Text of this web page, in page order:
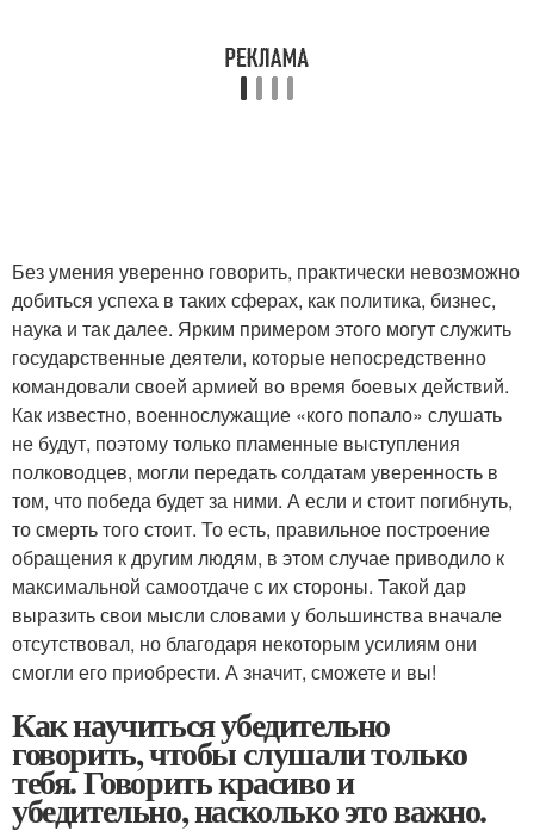
Без умения уверенно говорить, практически невозможно
добиться успеха в таких сферах, как политика, бизнес,
наука и так далее. Ярким примером этого могут служить
государственные деятели, которые непосредственно
командовали своей армией во время боевых действий.
Как известно, военнослужащие «кого попало» слушать
не будут, поэтому только пламенные выступления
полководцев, могли передать солдатам уверенность в
том, что победа будет за ними. А если и стоит погибнуть,
то смерть того стоит. То есть, правильное построение
обращения к другим людям, в этом случае приводило к
максимальной самоотдаче с их стороны. Такой дар
выразить свои мысли словами у большинства вначале
отсутствовал, но благодаря некоторым усилиям они
смогли его приобрести. А значит, сможете и вы!
Как научиться убедительно
говорить, чтобы слушали только
тебя. Говорить красиво и
убедительно, насколько это важно.